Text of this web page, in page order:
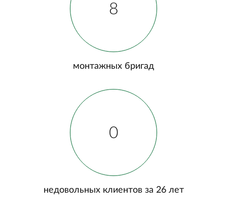
8
монтажных бригад
0
недовольных клиентов за 26 лет